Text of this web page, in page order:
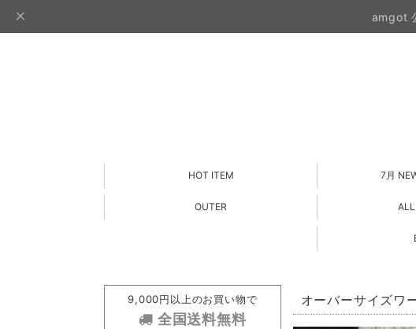
amgot
HOT ITEM 7月
OUTER
9,000円以上のお買い物で
全国送料無料
オーバーサイズワ